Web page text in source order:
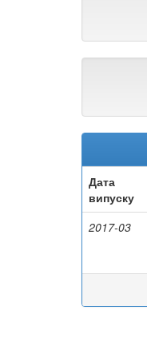
Дата
випуску
2017-03